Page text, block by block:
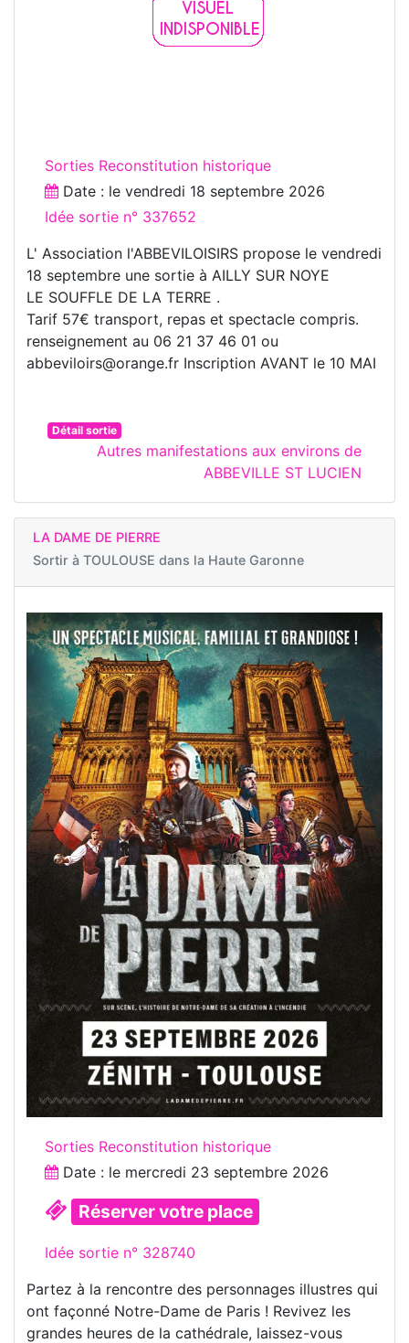
Sorties Reconstitution historique
Date : le vendredi 18 septembre 2026
Idée sortie n° 337652
L' Association l'ABBEVILOISIRS propose le vendredi
18 septembre une sortie à AILLY SUR NOYE
LE SOUFFLE DE LA TERRE .
Tarif 57€ transport, repas et spectacle compris.
renseignement au 06 21 37 46 01 ou
abbeviloirs@orange.fr Inscription AVANT le 10 MAI
Détail sortie
Autres manifestations aux environs de
ABBEVILLE ST LUCIEN
LA DAME DE PIERRE
Sortir à TOULOUSE dans la Haute Garonne
Sorties Reconstitution historique
Date : le mercredi 23 septembre 2026
Réserver votre place
Idée sortie n° 328740
Partez à la rencontre des personnages illustres qui
ont façonné Notre-Dame de Paris ! Revivez les
grandes heures de la cathédrale, laissez-vous